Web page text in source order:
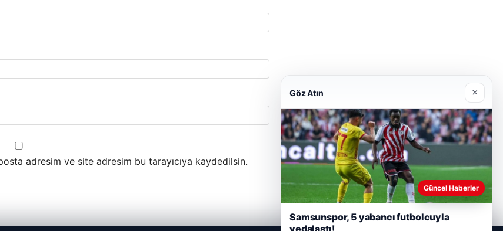
adresim ve site adresim bu tarayıcıya kaydedilsin.
Göz Atın ×
Güncel Haberler
Samsunspor, 5 yabancı futbolcuyla
vedalaştı!